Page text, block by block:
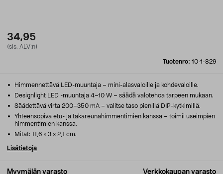
34,95
(sis. ALV:n)
Tuotenro: 10-1-829
Myymälän varasto Verkkokaupan varasto
Himmennettävä LED-muuntaja – mini-alasvaloille ja kohdevaloille.
Designlight LED -muuntaja 4–10 W – säädä valotehoa tarpeen mukaan.
Säädettävä virta 200–350 mA – valitse taso pienillä DIP-kytkimillä.
Yhteensopiva etu- ja takareuna­himmentimien kanssa – toimii useimpien
himmentimien kanssa.
Mitat: 11,6 × 3 × 2,1 cm.
Lisätietoja